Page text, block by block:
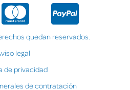
quedan reservados.
legal
de privacidad
de contratación